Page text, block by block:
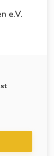
e.V.